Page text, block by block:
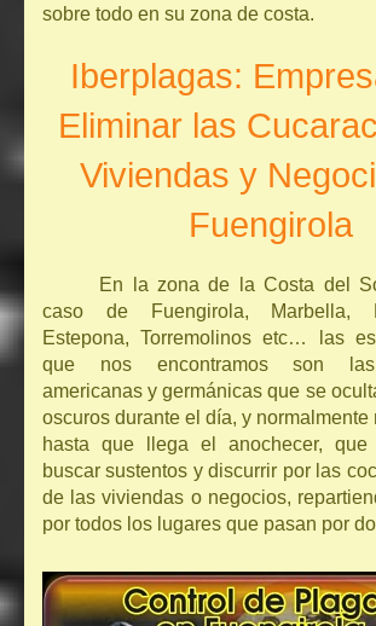
sobre todo en su zona de costa.
Iberplagas:
Eliminar las
Viviendas y
Fuengirola
En la zona de la Costa del
caso de Fuengirola, Marbella,
Estepona, Torremolinos etc… las
que nos encontramos son las
americanas y germánicas que se
oscuros durante el día, y normalmente
hasta que llega el anochecer, que
buscar sustentos y discurrir por las
de las viviendas o negocios,
por todos los lugares que pasan por